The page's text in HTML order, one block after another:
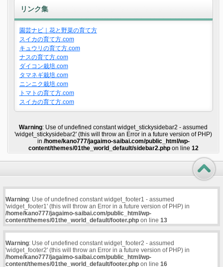
リンク集
園芸ナビ｜花と野菜の育て方
スイカの育て方.com
キュウリの育て方.com
ナスの育て方.com
ダイコン栽培.com
タマネギ栽培.com
ニンニク栽培.com
トマトの育て方.com
スイカの育て方.com
Warning: Use of undefined constant widget_stickysidebar2 - assumed
'widget_stickysidebar2' (this will throw an Error in a future version of PHP)
in /home/kano777/jagaimo-saibai.com/public_html/wp-
content/themes/01the_world_default/sidebar2.phpon line 12
Warning: Use of undefined constant widget_footer1 - assumed
'widget_footer1' (this will throw an Error in a future version of PHP) in
/home/kano777/jagaimo-saibai.com/public_html/wp-
content/themes/01the_world_default/footer.phpon line 13
Warning: Use of undefined constant widget_footer2 - assumed
'widget_footer2' (this will throw an Error in a future version of PHP) in
/home/kano777/jagaimo-saibai.com/public_html/wp-
content/themes/01the_world_default/footer.phpon line 16